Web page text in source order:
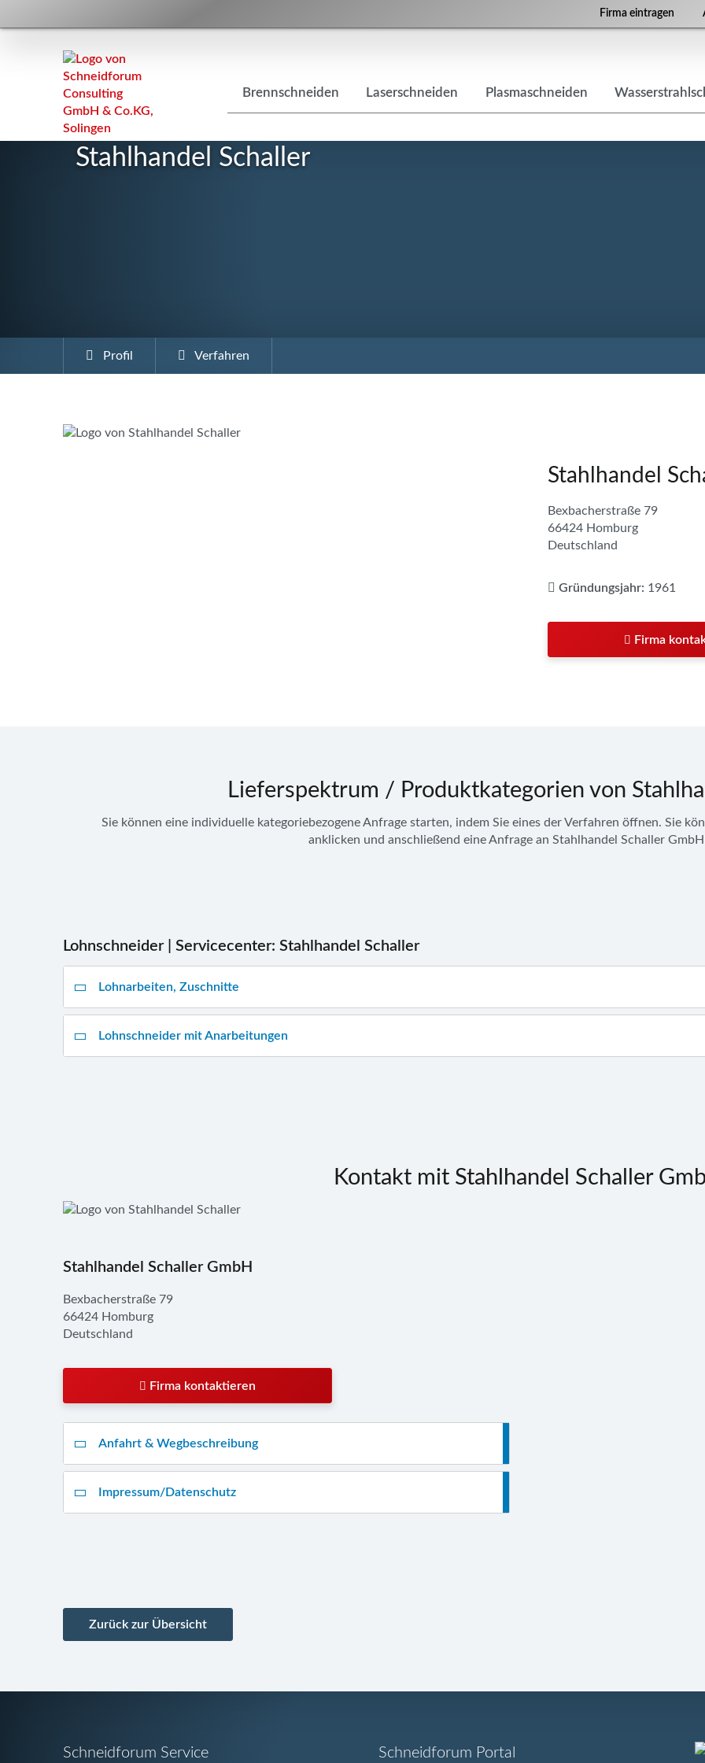
Firma eintragen
überspringen
Brennschneiden Laserschneiden Plasmaschneiden
Stahlhandel Schaller
Profil Verfahren
Stahlhandel
Bexbacherstraße 79
66424 Homburg
Deutschland
Gründungsjahr: 1961
Firma
Lieferspektrum / Produktkategorien von
Sie können eine individuelle kategoriebezogene Anfragestarten, indem Sie eines der Verfahren öffnen. Sie
anklicken und anschließend eine Anfrage an Stahlhandel Schaller GmbH
Navigation
Lohnschneider | Servicecenter: Stahlhandel Schaller
Lohnarbeiten, Zuschnitte
Lohnschneider mit Anarbeitungen
Kontakt mit Stahlhandel Schaller
Stahlhandel Schaller GmbH
Bexbacherstraße 79
66424 Homburg
Deutschland
Firma kontaktieren
Anfahrt & Wegbeschreibung
Impressum/Datenschutz
Zurück zur Übersicht
Schneidforum ServiceNavigation
Schneidforum Portal